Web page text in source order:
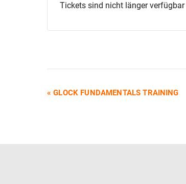
Tickets sind nicht länger verfügbar
VERANSTALTUNG-
« GLOCK FUNDAMENTALS TRAINING